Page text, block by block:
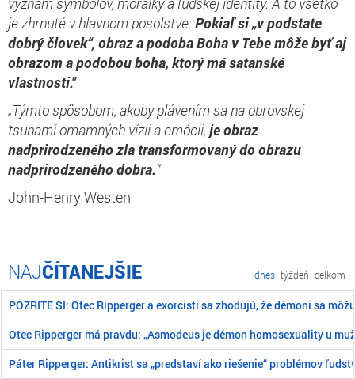
je zhrnuté v hlavnom posolstve:Pokiaľ si„v podstate
dobrý človek“, obraz a podoba Boha v Tebe môže byť aj
obrazom a podobou boha, ktorý má satanské
vlastnosti."
„Týmto spôsobom, akoby plávením sa na obrovskej
tsunami omamných vízii a emócii, je obraz
nadprirodzeného zla transformovaný do obrazu
nadprirodzeného dobra.“
John-Henry Westen
ČÍTANEJŠIE dnes týždeň celkom
POZRITE SI: Otec Ripperger a exorcisti sa zhodujú, že démoni sa
Otec Ripperger má pravdu: „Asmodeus je démon homosexuality u
Páter Ripperger: Antikrist sa „predstaví ako riešenie“ problémov